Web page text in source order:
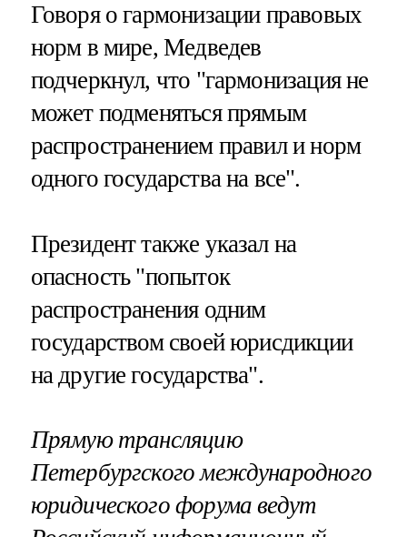
Говоря о гармонизации правовых
норм в мире, Медведев
подчеркнул, что "гармонизация не
может подменяться прямым
распространением правил и норм
одного государства на все".
Президент также указал на
опасность "попыток
распространения одним
государством своей юрисдикции
на другие государства".
Прямую трансляцию
Петербургского международного
юридического форума ведут